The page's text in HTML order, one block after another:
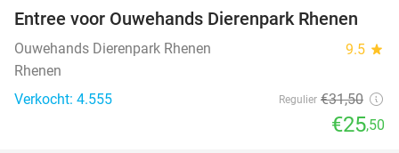
19%
Entree voor Ouwehands Dierenpark Rhenen
Ouwehands Dierenpark Rhenen 9.5 star
Rhenen
Verkocht: 4.555
Regulier €31,50
€25,50